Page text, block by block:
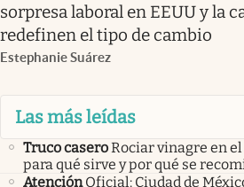
sorpresa laboral en EEUU y la
redefinen el tipo de cambio
Estephanie Suárez
Las más leídas
Truco caseroRociar vinagre en
para qué sirve y por qué se
Atención Oficial: Ciudad de